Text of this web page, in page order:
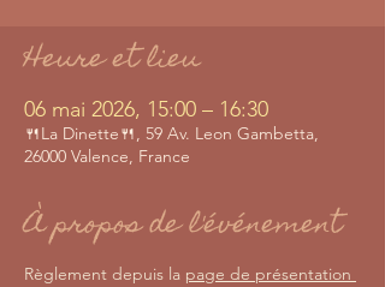
Heure et lieu
06 mai 2026, 15:00 – 16:30
🍴La Dinette🍴, 59 Av. Leon Gambetta,
26000 Valence, France
À propos de l'événement
Règlement depuis la page de présentation